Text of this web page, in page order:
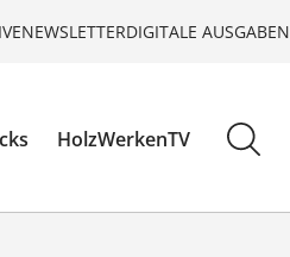
NEWSLETTERDIGITALE AUSGABEN
HolzWerkenTV